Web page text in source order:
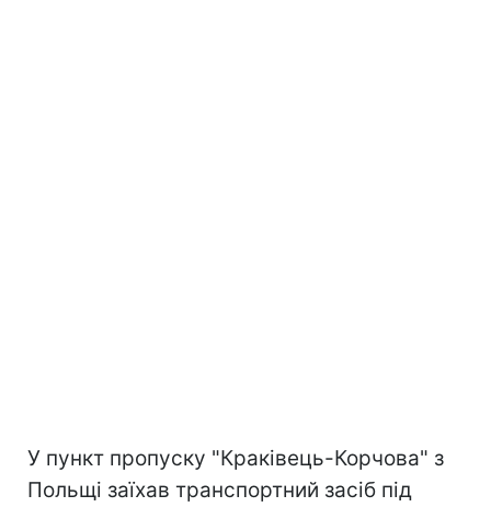
У пункт пропуску "Краківець-Корчова" з
Польщі заїхав транспортний засіб під